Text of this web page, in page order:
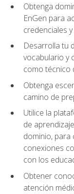
Obtenga
EnGen para
credenciales
Desarrolla tu
vocabulario y
como técnico
Obtenga
camino de
Utilice la
de
dominio, para
conexiones
con los
Obtener
atención